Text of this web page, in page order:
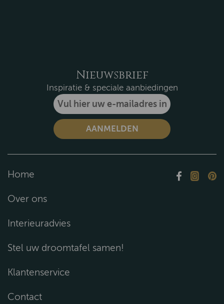
Nieuwsbrief
Inspiratie & speciale aanbiedingen
Home
Over ons
Interieuradvies
Stel uw droomtafel samen!
Klantenservice
Contact